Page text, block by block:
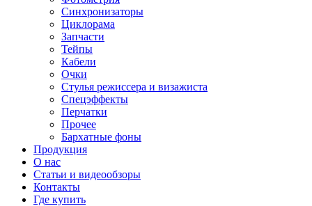
Синхронизаторы
Циклорама
Запчасти
Тейпы
Кабели
Очки
Стулья режиссера и визажиста
Спецэффекты
Перчатки
Прочее
Бархатные фоны
Продукция
О нас
Статьи и видеообзоры
Контакты
Где купить